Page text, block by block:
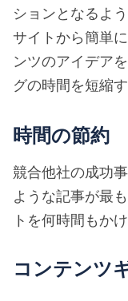
ションとなるよ
サイトから簡単
ンツのアイデア
グの時間を短縮
時間の節約
競合他社の成功
ような記事が最
トを何時間もか
コンテンツ